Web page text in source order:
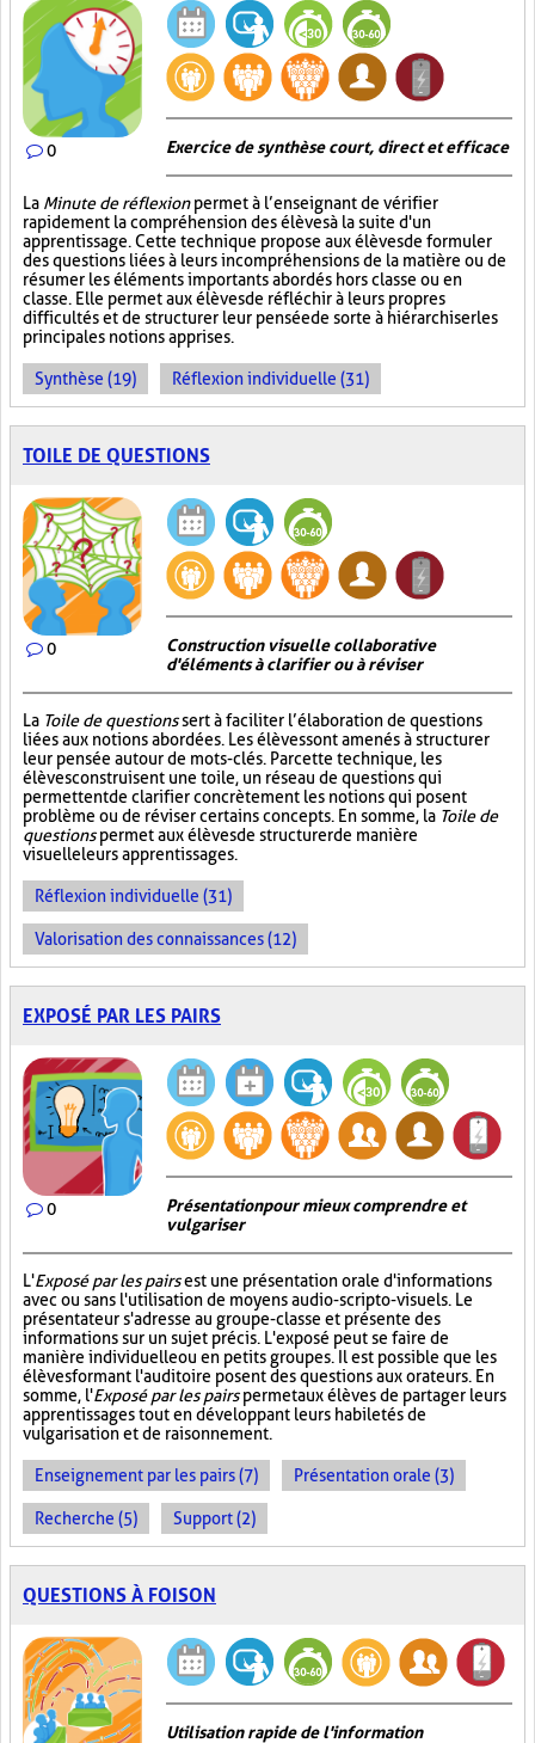
0 Exercice de synthèse court, direct et efficace
La Minute de réflexionpermet à l’enseignant de vérifier
rapidement la compréhension des élèves à la suite d'un
apprentissage. Cette technique propose aux élèves de formuler
des questions liées à leurs incompréhensions de la matière ou de
résumer les éléments importants abordés hors classe ou en
classe. Elle permet aux élèves de réfléchir à leurs propres
difficultés et de structurer leur pensée de sorte à hiérarchiser les
principales notions apprises.
Synthèse (19) Réflexion individuelle (31)
TOILE DE QUESTIONS
0
Construction visuelle collaborative
d'éléments à clarifier ou à réviser
La Toile de questionssert à faciliter l’élaboration de questions
liées aux notions abordées. Les élèves sont amenés à structurer
leur pensée autour de mots-clés. Par cette technique, les
élèves construisent une toile, un réseau de questions qui
permettent de clarifier concrètement les notions qui posent
problème ou de réviser certains concepts. En somme, la Toile de
questionspermet aux élèves de structurer de manière
visuelle leurs apprentissages.
Réflexion individuelle (31)
Valorisation des connaissances (12)
EXPOSÉ PAR LES PAIRS
0
Présentation pour mieux comprendre et
vulgariser
L'Exposé par les pairsest une présentation orale d'informations
avec ou sans l'utilisation de moyens audio-scripto-visuels. Le
présentateur s'adresse au groupe-classe et présente des
informations sur un sujet précis. L'exposé peut se faire de
manière individuelle ou en petits groupes. Il est possible que les
élèves formant l'auditoire posent des questions aux orateurs. En
somme, l'Exposé par les pairspermet aux élèves de partager leurs
apprentissages tout en développant leurs habiletés de
vulgarisation et de raisonnement.
Enseignement par les pairs (7) Présentation orale (3)
Recherche (5) Support (2)
QUESTIONS À FOISON
Utilisation rapide de l'information